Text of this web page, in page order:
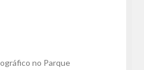
no Parque